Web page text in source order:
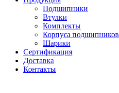
Подшипники
Втулки
Комплекты
Корпуса подшипников
Шарики
Сертификация
Доставка
Контакты